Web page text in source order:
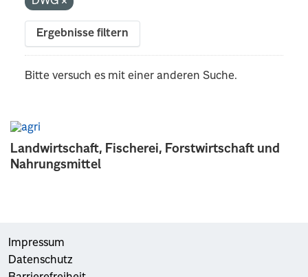
Landwirtschaft, Fischerei, Forstwirtschaft und
Nahrungsmittel
Ergebnisse filtern
Bitte versuch es mit einer anderen Suche.
Impressum
Datenschutz